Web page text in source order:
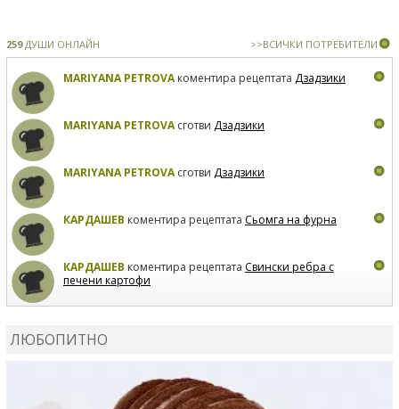
259ДУШИ ОНЛАЙН >>ВСИЧКИ ПОТРЕБИТЕЛИ
MARIYANA PETROVAкоментира рецептата Дзадзики
MARIYANA PETROVAсготви Дзадзики
MARIYANA PETROVAсготви Дзадзики
КАРДАШЕВ коментира рецептата Сьомга на фурна
КАРДАШЕВ коментира рецептата Свински ребра с
печени картофи
ЛЮБОПИТНО